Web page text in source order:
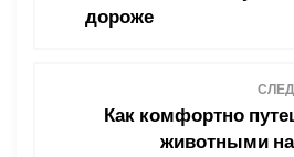
дороже
Как комфортно
животными